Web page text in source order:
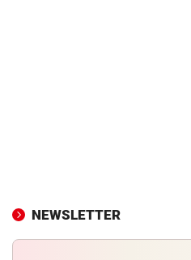
NEWSLETTER